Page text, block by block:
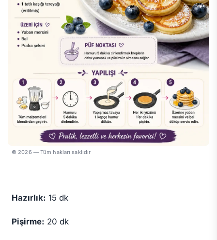
© 2026 — Tüm hakları saklıdır
Hazırlık: 15 dk
Pişirme: 20 dk